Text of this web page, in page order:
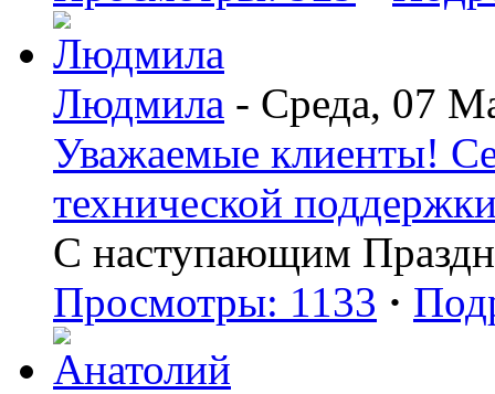
Людмила - Среда, 07
Уважаемые клиенты!
технической
С наступающим
Просмотры: 1133 ·